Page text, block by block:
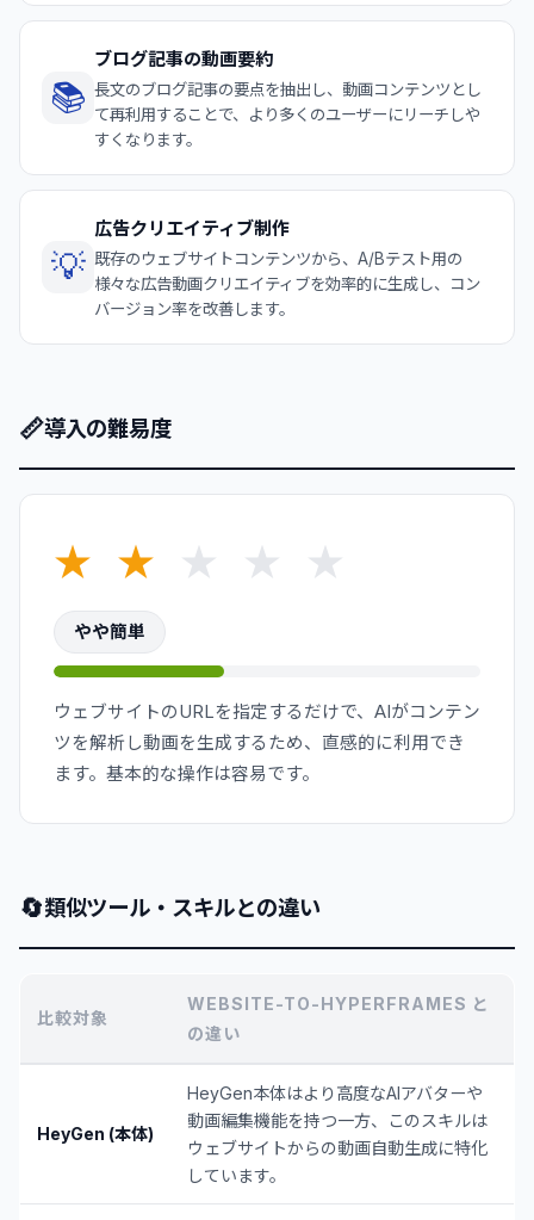
📚
ブログ記事の動画要約
長文のブログ記事の要点を抽出し、動画コンテンツとし
て再利用することで、より多くのユーザーにリーチしや
すくなります。
💡
広告クリエイティブ制作
既存のウェブサイトコンテンツから、A/Bテスト用の
様々な広告動画クリエイティブを効率的に生成し、コン
バージョン率を改善します。
📏導入の難易度
★ ★ ★ ★ ★
やや簡単
ウェブサイトのURLを指定するだけで、AIがコンテン
ツを解析し動画を生成するため、直感的に利用でき
ます。基本的な操作は容易です。
🔄類似ツール・スキルとの違い
比較対象
WEBSITE-TO-HYPERFRAMES と
の違い
HeyGen (本体)
HeyGen本体はより高度なAIアバターや
動画編集機能を持つ一方、このスキルは
ウェブサイトからの動画自動生成に特化
しています。